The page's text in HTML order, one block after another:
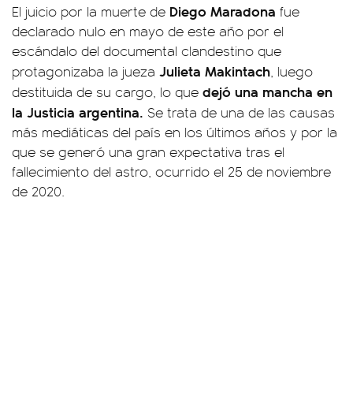
El juicio por la muerte de Diego Maradona fue
declarado nulo en mayo de este año por el
escándalo del documental clandestino que
protagonizaba la jueza Julieta Makintach, luego
destituida de su cargo, lo que dejó una mancha en
la Justicia argentina. Se trata de una de las causas
más mediáticas del país en los últimos años y por la
que se generó una gran expectativa tras el
fallecimiento del astro, ocurrido el 25 de noviembre
de 2020.